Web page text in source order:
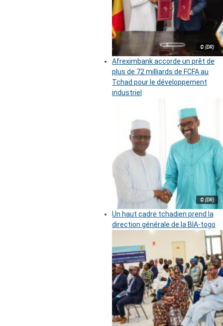
© (DR)
Afreximbank accorde un prêt de
plus de 72 milliards de FCFA au
Tchad pour le développement
industriel
© (DR)
Un haut cadre tchadien prend la
direction générale de la BIA-togo